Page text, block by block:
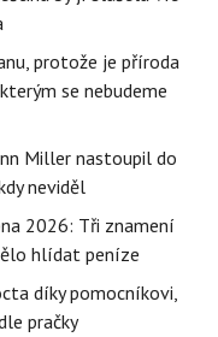
protože je příroda
se nebudeme
Miller nastoupil do
neviděl
2026: Tři znamení
hlídat peníze
díky pomocníkovi,
pračky